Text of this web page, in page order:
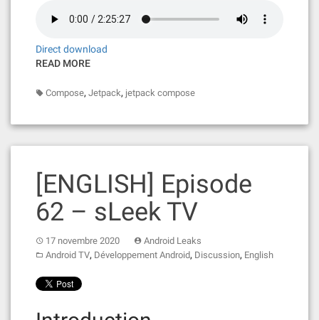
Direct download
READ MORE
Compose, Jetpack, jetpack compose
[ENGLISH] Episode
62 – sLeek TV
17 novembre 2020
Android Leaks
Android TV, Développement Android, Discussion, English